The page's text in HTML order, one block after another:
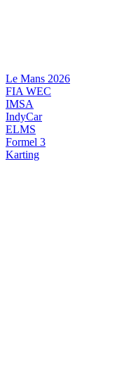
Le Mans 2026
FIA WEC
IMSA
IndyCar
ELMS
Formel 3
Karting